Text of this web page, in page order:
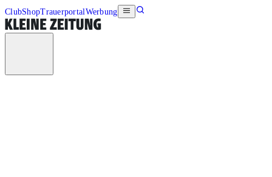
ClubShopTrauerportalWerbung